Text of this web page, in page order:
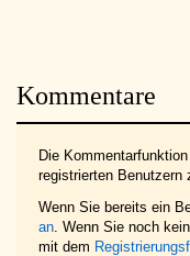
Kommentare
Die
registrierten Benutzern
Wenn Sie bereits ein
an . Wenn Sie noch
mit dem